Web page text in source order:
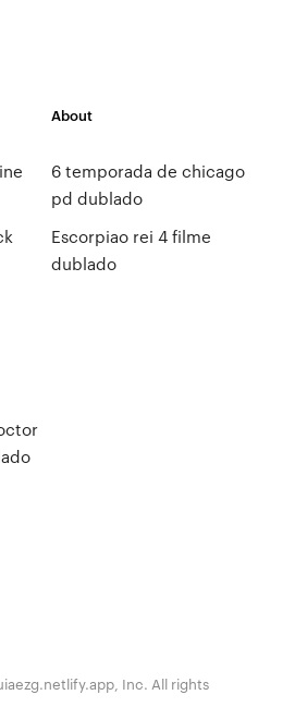
About
6 temporada de chicago
pd dublado
Escorpiao rei 4 filme
dublado
Inc. All rights